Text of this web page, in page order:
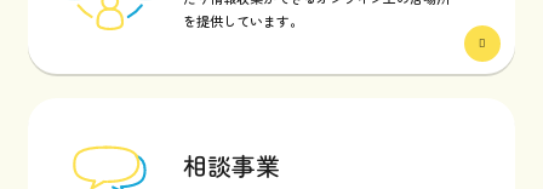
を提供しています。
相談事業